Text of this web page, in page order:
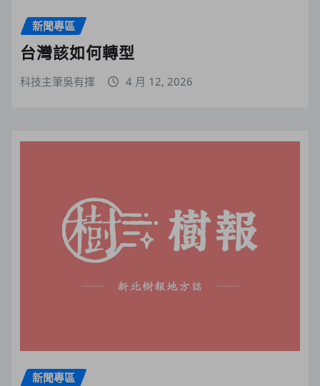
新聞專區
台灣該如何轉型
科技主筆吳有擇 4 月 12, 2026
新聞專區